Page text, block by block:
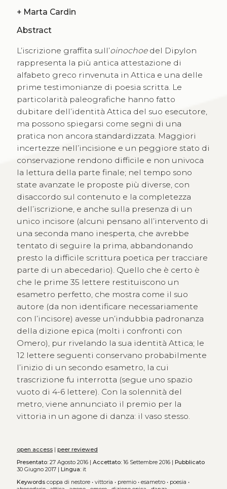
+ Marta Cardin
Abstract
L’iscrizione graffita sull’oinochoedel Dipylon
rappresenta la più antica attestazione di
alfabeto greco rinvenuta in Attica e una delle
prime testimonianze di poesia scritta. Le
particolarità paleografiche hanno fatto
dubitare dell’identità Attica del suo esecutore,
ma possono spiegarsi come segni di una
pratica non ancora standardizzata. Maggiori
incertezze nell’incisione e un peggiore stato di
conservazione rendono difficile e non univoca
la lettura della parte finale; nel tempo sono
state avanzate le proposte più diverse, con
disaccordo sul contenuto e la completezza
dell’iscrizione, e anche sulla presenza di un
unico incisore (alcuni pensano all’intervento di
una seconda mano inesperta, che avrebbe
tentato di seguire la prima, abbandonando
presto la difficile scrittura poetica per tracciare
parte di un abecedario). Quello che è certo è
che le prime 35 lettere restituiscono un
esametro perfetto, che mostra come il suo
autore (da non identificare necessariamente
con l’incisore) avesse un’indubbia padronanza
della dizione epica (molti i confronti con
Omero), pur rivelando la sua identità Attica; le
12 lettere seguenti conservano probabilmente
l’inizio di un secondo esametro, la cui
trascrizione fu interrotta (segue uno spazio
vuoto di 4-6 lettere). Con la solennità del
metro, viene annunciato il premio per la
vittoria in un agone di danza: il vaso stesso.
open access| peer reviewed
Presentato:27 Agosto 2016 | Accettato:16 Settembre 2016 |
Pubblicato
30 Giugno 2017 |
Lingua:it
Keywords coppa di nestore• vittoria • premio• esametro• poesia •